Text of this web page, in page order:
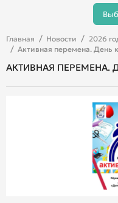
Главная Новости 2026
Активная перемена. День
АКТИВНАЯ ПЕРЕМЕНА.